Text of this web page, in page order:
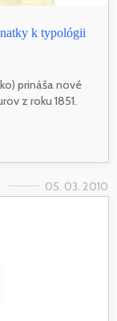
k typológii
prináša nové
z roku 1851.
05. 03. 2010